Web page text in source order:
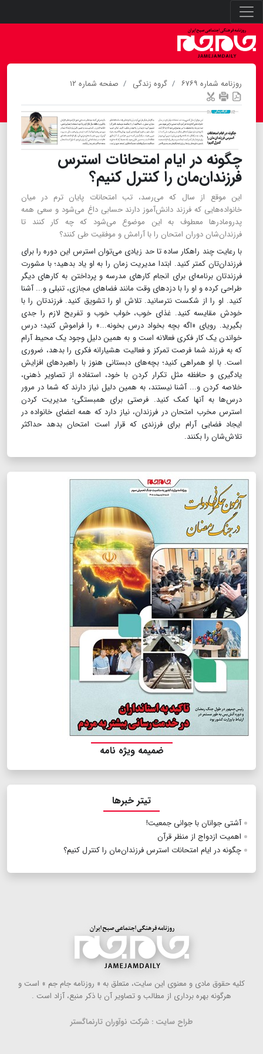
روزنامه شماره ۶۷۶۹ گروه زندگی صفحه شماره ۱۲
چگونه در ایام امتحانات استرس
فرزندان‌مان را کنترل کنیم؟
این موقع از سال که می‌رسد، تب امتحانات پایان ترم در میان
خانواده‌هایی که فرزند دانش‌آموز دارند حسابی داغ می‌شود و سعی همه
پدر‌و‌مادرها معطوف به این موضوع می‌شود که چه کار کنند تا
فرزندان‌شان دوران امتحان را با آرامش و موفقیت طی کنند؟
با رعایت چند راهکار ساده تا حد زیادی می‌توان استرس این دوره را برای
فرزندان‌تان کمتر کنید. ابتدا مدیریت زمان را به او یاد بدهید؛ با مشورت
فرزندتان برنامه‌ای برای انجام کارهای مدرسه و پرداختن به کارهای دیگر
طراحی کرده و او را با دزدهای وقت مانند فضاهای مجازی، تنبلی و... آشنا
کنید. او را از شکست نترسانید. تلاش او را تشویق کنید. فرزندتان را با
خودش مقایسه کنید. غذای خوب، خواب خوب و تفریح لازم را جدی
بگیرید. رویای «اگه بچه بخواد درس بخونه...» را فراموش کنید؛ درس
خواندن یک کار فکری فعالانه است و به همین دلیل وجود یک محیط آرام
که به فرزند شما فرصت تمرکز و فعالیت هشیارانه فکری را بدهد، ضروری
است. با او همراهی کنید؛ بچه‌های دبستانی هنوز با راهبردهای افزایش
یادگیری و حافظه مثل تکرار کردن با خود، استفاده از تصاویر ذهنی،
خلاصه کردن و... آشنا نیستند، به همین دلیل نیاز دارند که شما در مرور
درس‌ها به آنها کمک کنید. فرصتی برای همبستگی؛ مدیریت کردن
استرس مخرب امتحان در فرزندان، نیاز دارد که همه اعضای خانواده در
ایجاد فضایی آرام برای فرزندی که قرار است امتحان بدهد حداکثر
تلاش‌شان را بکنند.
ضمیمه ویژه نامه
تیتر خبرها
آشتی جوانان با جوانی جمعیت!
اهمیت ازدواج از منظر قرآن
چگونه در ایام امتحانات استرس فرزندان‌مان را کنترل کنیم؟
كلیه حقوق مادی و معنوی این سایت، متعلق به « روزنامه جام جم » است و
هرگونه بهره ‌برداری از مطالب و تصاویر آن با ذكر منبع، آزاد است .
طراح سایت : شرکت نوآوران تارنماگستر